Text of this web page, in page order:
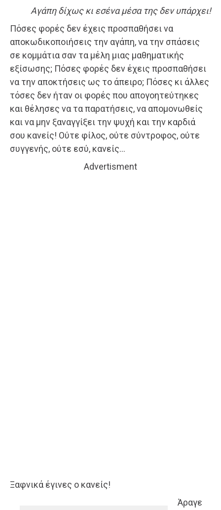
Αγάπη δίχως κι εσένα μέσα της δεν υπάρχει!
Πόσες φορές δεν έχεις προσπαθήσει να
αποκωδικοποιήσεις την αγάπη, να την σπάσεις
σε κομμάτια σαν τα μέλη μιας μαθηματικής
εξίσωσης; Πόσες φορές δεν έχεις προσπαθήσει
να την αποκτήσεις ως το άπειρο; Πόσες κι άλλες
τόσες δεν ήταν οι φορές που απογοητεύτηκες
και θέλησες να τα παρατήσεις, να απομονωθείς
και να μην ξαναγγίξει την ψυχή και την καρδιά
σου κανείς! Ούτε φίλος, ούτε σύντροφος, ούτε
συγγενής, ούτε εσύ, κανείς…
Advertisment
Ξαφνικά έγινες ο κανείς!
Άραγε